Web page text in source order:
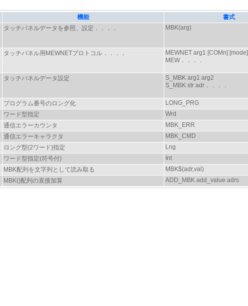
機能 書式
タッチパネルデータを参照、設定．．．． MBK(arg)
タッチパネル用MEWNETプロトコル．．．．
MEWNET arg1 [COMn] [mode]
MEW．．．．
タッチパネルデータ設定
S_MBK arg1 arg2
S_MBK str adr．．．．
プログラム番号のロング化 LONG_PRG
ワード型指定 Wrd
通信エラーカウンタ MBK_ERR
通信エラーキャラクタ MBK_CMD
ロング型(2ワード)指定 Lng
ワード型指定(符号付) Int
MBK配列を文字列として読み取る MBK$(adr,val)
MBK()配列の直接加算 ADD_MBK add_value adrs